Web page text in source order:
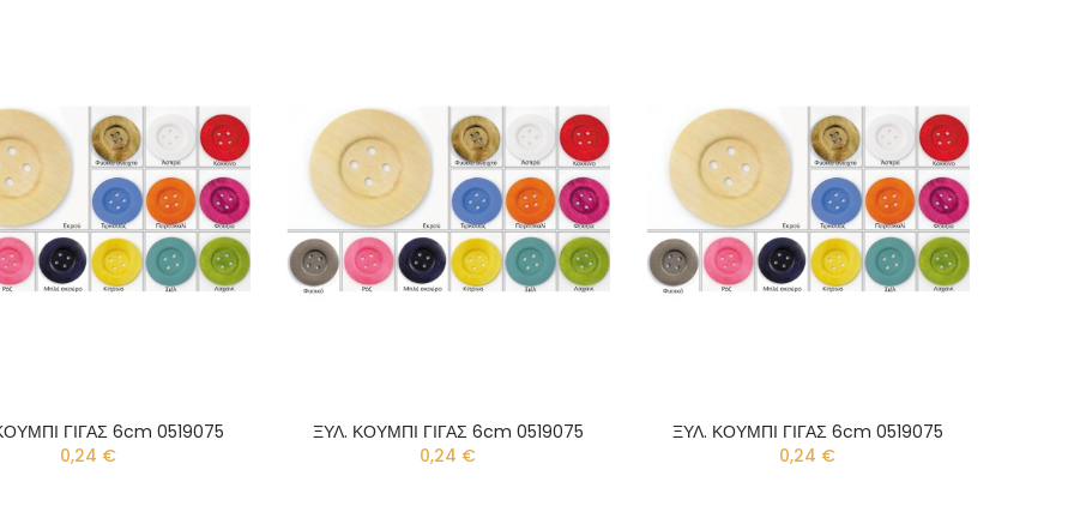
ΓΙΓΑΣ 6cm 0519075
0,24 €
ΞΥΛ. ΚΟΥΜΠΙ ΓΙΓΑΣ 6cm 0519075
0,24 €
ΞΥΛ. ΚΟΥΜΠΙ ΓΙΓΑΣ 6cm 0519075
0,24 €